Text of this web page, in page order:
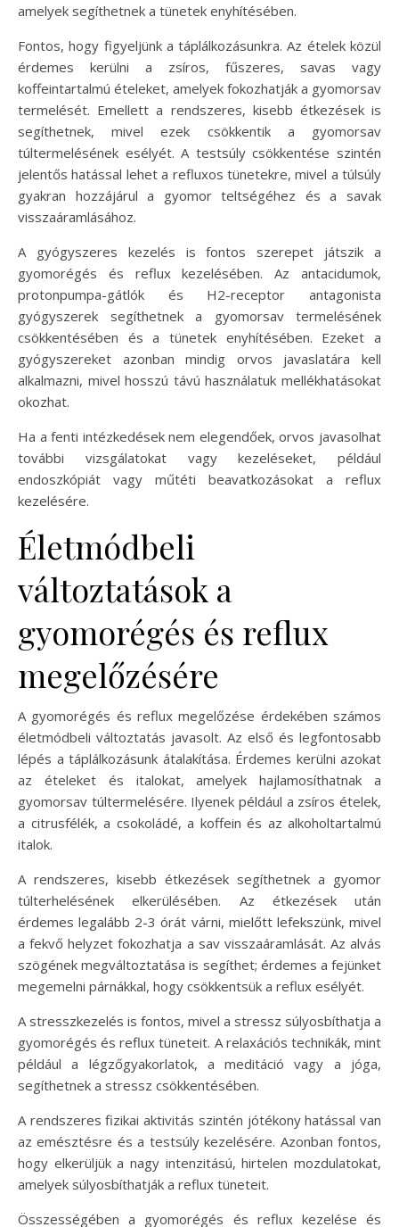
amelyek segíthetnek a tünetek enyhítésében.
Fontos, hogy figyeljünk a táplálkozásunkra. Az ételek közül
érdemes kerülni a zsíros, fűszeres, savas vagy
koffeintartalmú ételeket, amelyek fokozhatják a gyomorsav
termelését. Emellett a rendszeres, kisebb étkezések is
segíthetnek, mivel ezek csökkentik a gyomorsav
túltermelésének esélyét. A testsúly csökkentése szintén
jelentős hatással lehet a refluxos tünetekre, mivel a túlsúly
gyakran hozzájárul a gyomor teltségéhez és a savak
visszaáramlásához.
A gyógyszeres kezelés is fontos szerepet játszik a
gyomorégés és reflux kezelésében. Az antacidumok,
protonpumpa-gátlók és H2-receptor antagonista
gyógyszerek segíthetnek a gyomorsav termelésének
csökkentésében és a tünetek enyhítésében. Ezeket a
gyógyszereket azonban mindig orvos javaslatára kell
alkalmazni, mivel hosszú távú használatuk mellékhatásokat
okozhat.
Ha a fenti intézkedések nem elegendőek, orvos javasolhat
további vizsgálatokat vagy kezeléseket, például
endoszkópiát vagy műtéti beavatkozásokat a reflux
kezelésére.
Életmódbeli
változtatások a
gyomorégés és reflux
megelőzésére
A gyomorégés és reflux megelőzése érdekében számos
életmódbeli változtatás javasolt. Az első és legfontosabb
lépés a táplálkozásunk átalakítása. Érdemes kerülni azokat
az ételeket és italokat, amelyek hajlamosíthatnak a
gyomorsav túltermelésére. Ilyenek például a zsíros ételek,
a citrusfélék, a csokoládé, a koffein és az alkoholtartalmú
italok.
A rendszeres, kisebb étkezések segíthetnek a gyomor
túlterhelésének elkerülésében. Az étkezések után
érdemes legalább 2-3 órát várni, mielőtt lefekszünk, mivel
a fekvő helyzet fokozhatja a sav visszaáramlását. Az alvás
szögének megváltoztatása is segíthet; érdemes a fejünket
megemelni párnákkal, hogy csökkentsük a reflux esélyét.
A stresszkezelés is fontos, mivel a stressz súlyosbíthatja a
gyomorégés és reflux tüneteit. A relaxációs technikák, mint
például a légzőgyakorlatok, a meditáció vagy a jóga,
segíthetnek a stressz csökkentésében.
A rendszeres fizikai aktivitás szintén jótékony hatással van
az emésztésre és a testsúly kezelésére. Azonban fontos,
hogy elkerüljük a nagy intenzitású, hirtelen mozdulatokat,
amelyek súlyosbíthatják a reflux tüneteit.
Összességében a gyomorégés és reflux kezelése és